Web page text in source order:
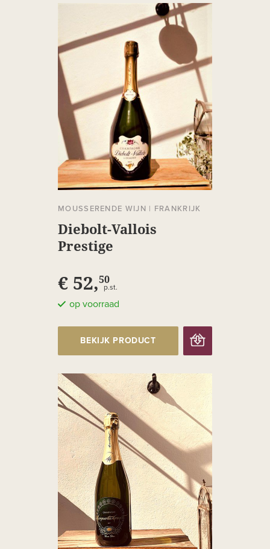
MOUSSERENDE WIJN | FRANKRIJK
Diebolt-Vallois
Prestige
€ 52,50
p.st.
op voorraad
BEKIJK PRODUCT